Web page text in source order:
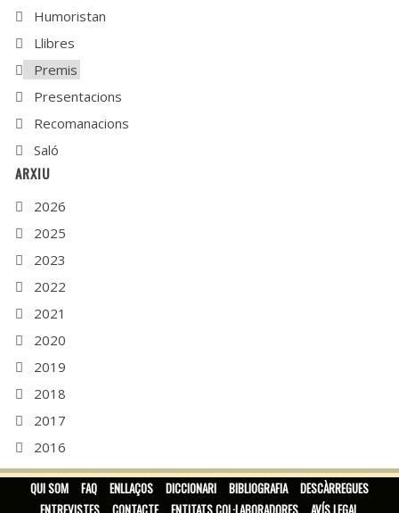
Humoristan
Llibres
Premis
Presentacions
Recomanacions
Saló
ARXIU
2026
2025
2023
2022
2021
2020
2019
2018
2017
2016
2015
QUI SOM FAQ ENLLAÇOS DICCIONARI BIBLIOGRAFIA
DESCÀRREGUES
ENTREVISTES
CONTACTE ENTITATS COL·LABORADORES AVÍS LEGAL